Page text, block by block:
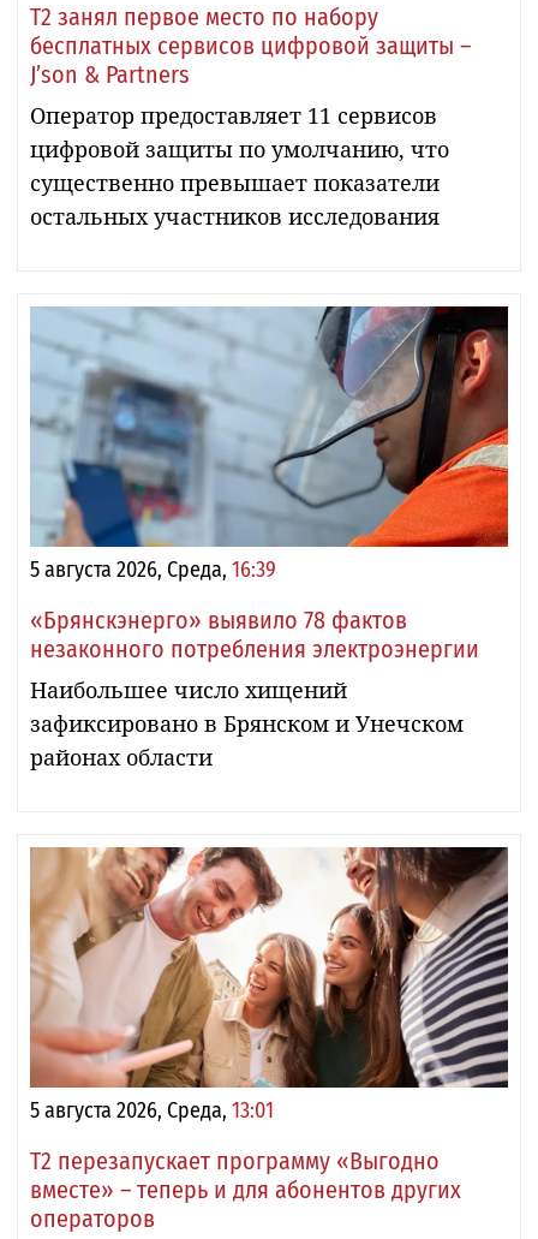
Т2 занял первое место по набору
бесплатных сервисов цифровой защиты –
J’son & Partners
Оператор предоставляет 11 сервисов
цифровой защиты по умолчанию, что
существенно превышает показатели
остальных участников исследования
5 августа 2026, Среда, 16:39
«Брянскэнерго» выявило 78 фактов
незаконного потребления электроэнергии
Наибольшее число хищений
зафиксировано в Брянском и Унечском
районах области
5 августа 2026, Среда, 13:01
Т2 перезапускает программу «Выгодно
вместе» – теперь и для абонентов других
операторов